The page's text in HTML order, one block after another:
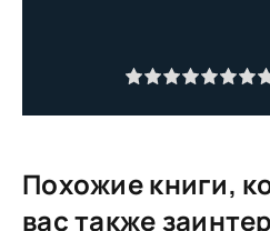
Похожие книги,
вас также